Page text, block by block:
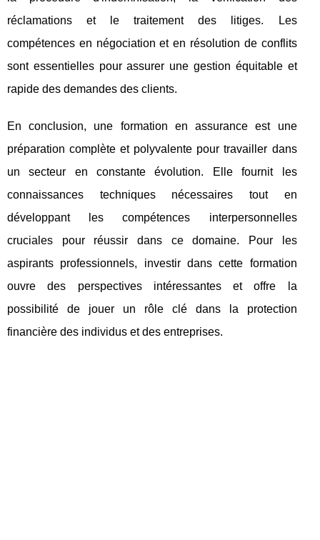
réclamations et le traitement des litiges. Les
compétences en négociation et en résolution de conflits
sont essentielles pour assurer une gestion équitable et
rapide des demandes des clients.
En conclusion, une formation en assurance est une
préparation complète et polyvalente pour travailler dans
un secteur en constante évolution. Elle fournit les
connaissances techniques nécessaires tout en
développant les compétences interpersonnelles
cruciales pour réussir dans ce domaine. Pour les
aspirants professionnels, investir dans cette formation
ouvre des perspectives intéressantes et offre la
possibilité de jouer un rôle clé dans la protection
financière des individus et des entreprises.